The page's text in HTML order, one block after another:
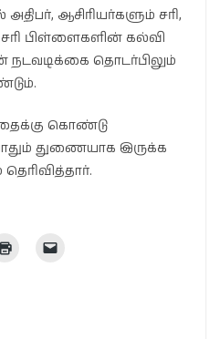
ஆசிரியர்களும் சரி,
பிள்ளைகளின் கல்வி
நடவடிக்கை தொடர்பிலும்
கொண்டு
துணையாக இருக்க